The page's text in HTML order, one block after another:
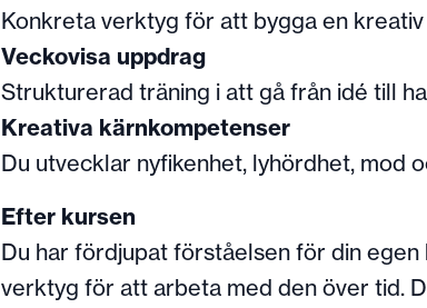
Konkreta verktyg för att bygga en
Veckovisa uppdrag
Strukturerad träning i att gå från idé till
Kreativa kärnkompetenser
Du utvecklar nyfikenhet, lyhördhet, mod
Efter kursen
Du har fördjupat förståelsen för din
verktyg för att arbeta med den över tid.